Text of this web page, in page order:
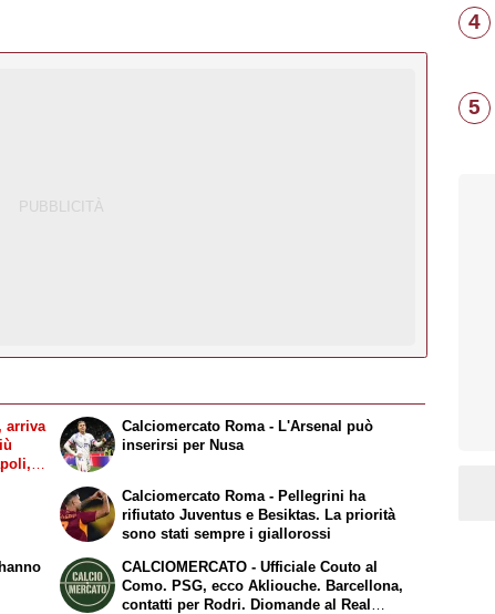
arriva
Calciomercato Roma - L'Arsenal può
inserirsi per Nusa
Calciomercato Roma - Pellegrini ha
rifiutato Juventus e Besiktas. La priorità
sono stati sempre i giallorossi
CALCIOMERCATO - Ufficiale Couto al
Como. PSG, ecco Akliouche. Barcellona,
contatti per Rodri. Diomande al Real
4
5